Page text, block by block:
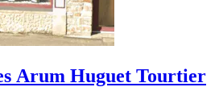
Arum Huguet Tourtier